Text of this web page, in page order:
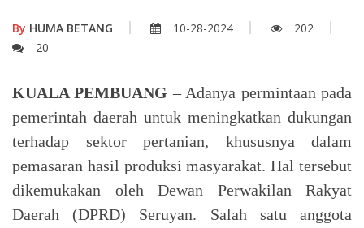
By HUMA BETANG 10-28-2024
202
20
KUALA PEMBUANG – Adanya permintaan pada
pemerintah daerah untuk meningkatkan dukungan
terhadap sektor pertanian, khususnya dalam
pemasaran hasil produksi masyarakat. Hal tersebut
dikemukakan oleh Dewan Perwakilan Rakyat
Daerah (DPRD) Seruyan. Salah satu anggota